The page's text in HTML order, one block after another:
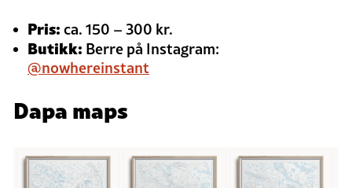
Pris:ca. 150 – 300 kr.
Butikk: Berre på Instagram:
@nowhereinstant
Dapa maps